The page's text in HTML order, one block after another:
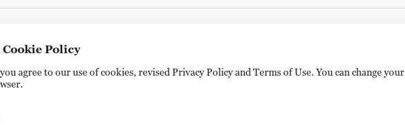
备20000184号
Policy
agree to our use of cookies, revised Privacy Policy and Terms of Use. You can change your